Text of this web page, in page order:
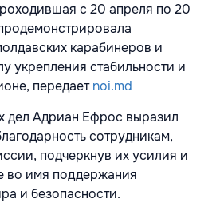
с 20 апреля по 20
карабинеров и
укрепления стабильности и
передаетnoi.md
дел Адриан Ефрос выразил
сотрудникам,
подчеркнув их усилия и
во имя поддержания
и безопасности.